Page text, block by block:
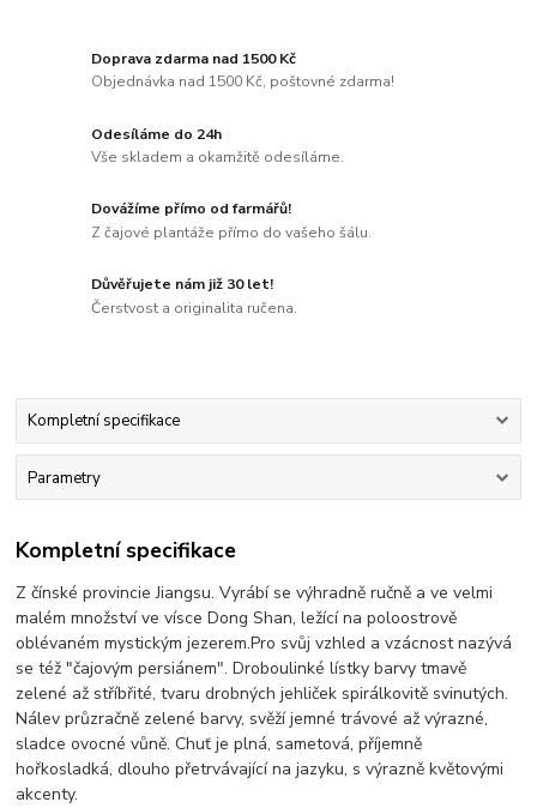
Doprava zdarma nad 1500 Kč
Objednávka nad 1500 Kč, poštovné zdarma!
Odesíláme do 24h
Vše skladem a okamžitě odesíláme.
Dovážíme přímo od farmářů!
Z čajové plantáže přímo do vašeho šálu.
Důvěřujete nám již 30 let!
Čerstvost a originalita ručena.
Kompletní specifikace
Parametry
Kompletní specifikace
Z čínské provincie Jiangsu. Vyrábí se výhradně ručně a ve velmi
malém množství ve vísce Dong Shan, ležící na poloostrově
oblévaném mystickým jezerem.Pro svůj vzhled a vzácnost nazývá
se též "čajovým persiánem". Droboulinké lístky barvy tmavě
zelené až stříbřité, tvaru drobných jehliček spirálkovitě svinutých.
Nálev průzračně zelené barvy, svěží jemné trávové až výrazné,
sladce ovocné vůně. Chuť je plná, sametová, příjemně
hořkosladká, dlouho přetrvávající na jazyku, s výrazně květovými
akcenty.